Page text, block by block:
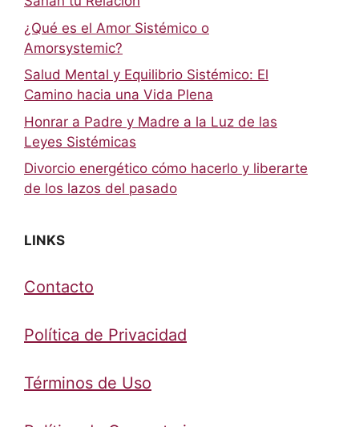
¿Qué es el Amor Sistémico o
Amorsystemic?
Salud Mental y Equilibrio Sistémico: El
Camino hacia una Vida Plena
Honrar a Padre y Madre a la Luz de las
Leyes Sistémicas
Divorcio energético cómo hacerlo y liberarte
de los lazos del pasado
LINKS
Contacto
Política de Privacidad
Términos de Uso